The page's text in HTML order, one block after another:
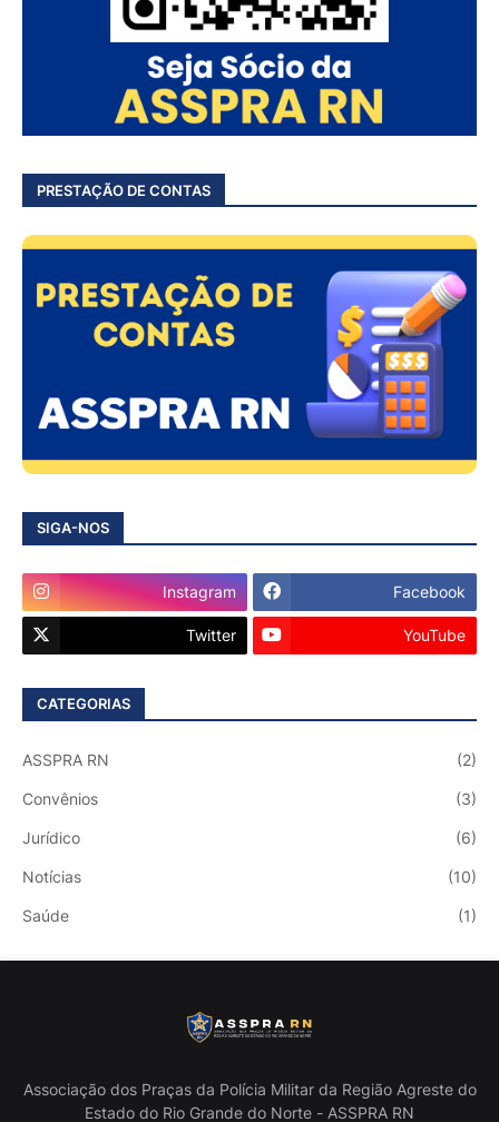
PRESTAÇÃO DE CONTAS
SIGA-NOS
Instagram Facebook
Twitter YouTube
CATEGORIAS
ASSPRA RN (2)
Convênios (3)
Jurídico (6)
Notícias (10)
Saúde (1)
Associação dos Praças da Polícia Militar da Região Agreste do
Estado do Rio Grande do Norte - ASSPRA RN